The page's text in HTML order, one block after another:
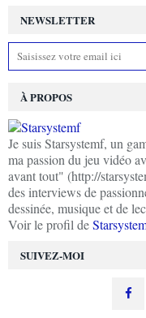
NEWSLETTER
SUIVEZ-MOI
À PROPOS
Je suis Starsystemf, un
ma passion du jeu vidéo
avant tout" (http://
des interviews de
dessinée, musique et de
Voir le profil de